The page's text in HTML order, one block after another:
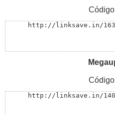
http://linksave.in/
http://linksave.in/